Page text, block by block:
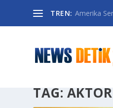
TREN: Amerika
TAG: